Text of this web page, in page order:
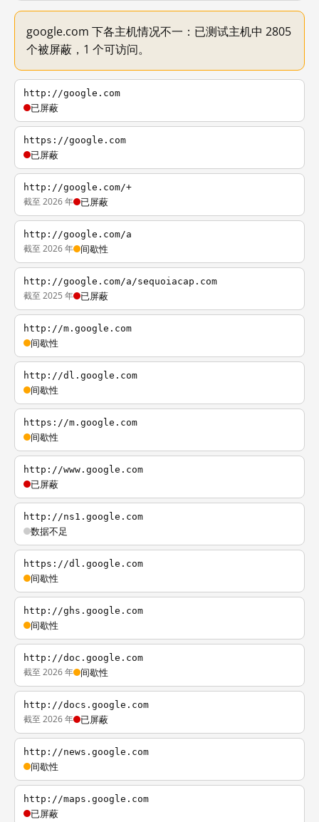
google.com 下各主机情况不一：已测试主机中 2805
个被屏蔽，1 个可访问。
http://google.com
已屏蔽
https://google.com
已屏蔽
http://google.com/+
截至 2026 年 已屏蔽
http://google.com/a
截至 2026 年 间歇性
http://google.com/a/sequoiacap.com
截至 2025 年 已屏蔽
http://m.google.com
间歇性
http://dl.google.com
间歇性
https://m.google.com
间歇性
http://www.google.com
已屏蔽
http://ns1.google.com
数据不足
https://dl.google.com
间歇性
http://ghs.google.com
间歇性
http://doc.google.com
截至 2026 年 间歇性
http://docs.google.com
截至 2026 年 已屏蔽
http://news.google.com
间歇性
http://maps.google.com
已屏蔽